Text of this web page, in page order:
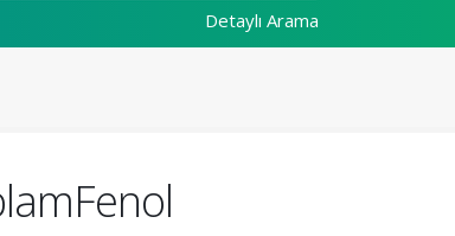
Detaylı Arama